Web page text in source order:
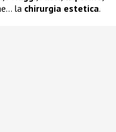
la chirurgia estetica.